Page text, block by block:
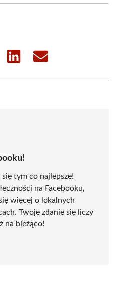
Share
Share
tym co najlepsze!
na Facebooku,
więcej o lokalnych
Twoje zdanie się liczy
na bieżąco!